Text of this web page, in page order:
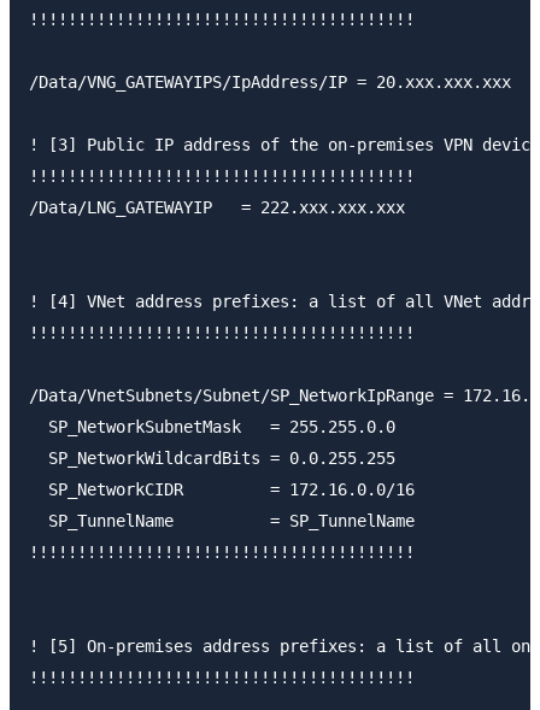
!!!!!!!!!!!!!!!!!!!!!!!!!!!!!!!!!!!!!!!!
/Data/VNG_GATEWAYIPS/IpAddress/IP = 20.xxx.xxx.xxx
! [3] Public IP address of the on-premises VPN device
!!!!!!!!!!!!!!!!!!!!!!!!!!!!!!!!!!!!!!!!
/Data/LNG_GATEWAYIP   = 222.xxx.xxx.xxx
! [4] VNet address prefixes: a list of all VNet
!!!!!!!!!!!!!!!!!!!!!!!!!!!!!!!!!!!!!!!!
/Data/VnetSubnets/Subnet/SP_NetworkIpRange =
  SP_NetworkSubnetMask   = 255.255.0.0
  SP_NetworkWildcardBits = 0.0.255.255
  SP_NetworkCIDR         = 172.16.0.0/16
  SP_TunnelName          = SP_TunnelName
!!!!!!!!!!!!!!!!!!!!!!!!!!!!!!!!!!!!!!!!
! [5] On-premises address prefixes: a list of all on-
!!!!!!!!!!!!!!!!!!!!!!!!!!!!!!!!!!!!!!!!